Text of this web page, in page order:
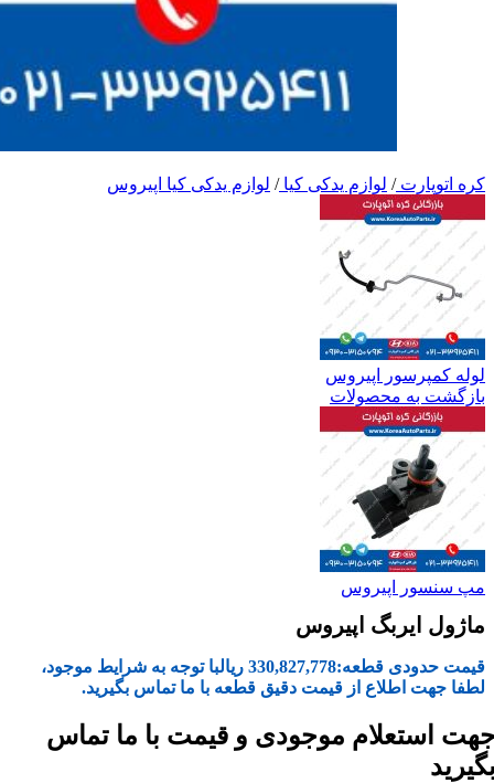
کره اتوپارت/ لوازم یدکی کیا/ لوازم یدکی کیا اپیروس
لوله کمپرسور اپیروس
بازگشت به محصولات
مپ سنسور اپیروس
ماژول ایربگ اپیروس
قیمت حدودی قطعه:330,827,778 ریالبا توجه به شرایط موجود،
لطفا جهت اطلاع از قیمت دقیق قطعه با ما تماس بگیرید.
استعلام موجودی و قیمت با ما تماس